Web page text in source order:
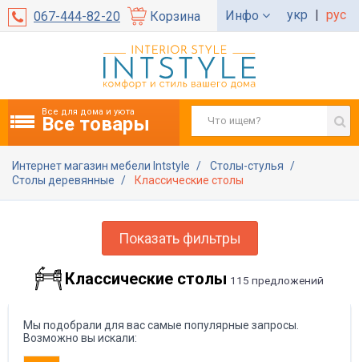
067-444-82-20 Корзина Инфо укр | рус
Все для дома и уюта
Все товары
Интернет магазин мебели Intstyle
Столы-стулья
Столы деревянные
Классические столы
Показать фильтры
Классические столы 115 предложений
Мы подобрали для вас самые популярные запросы.
Возможно вы искали: